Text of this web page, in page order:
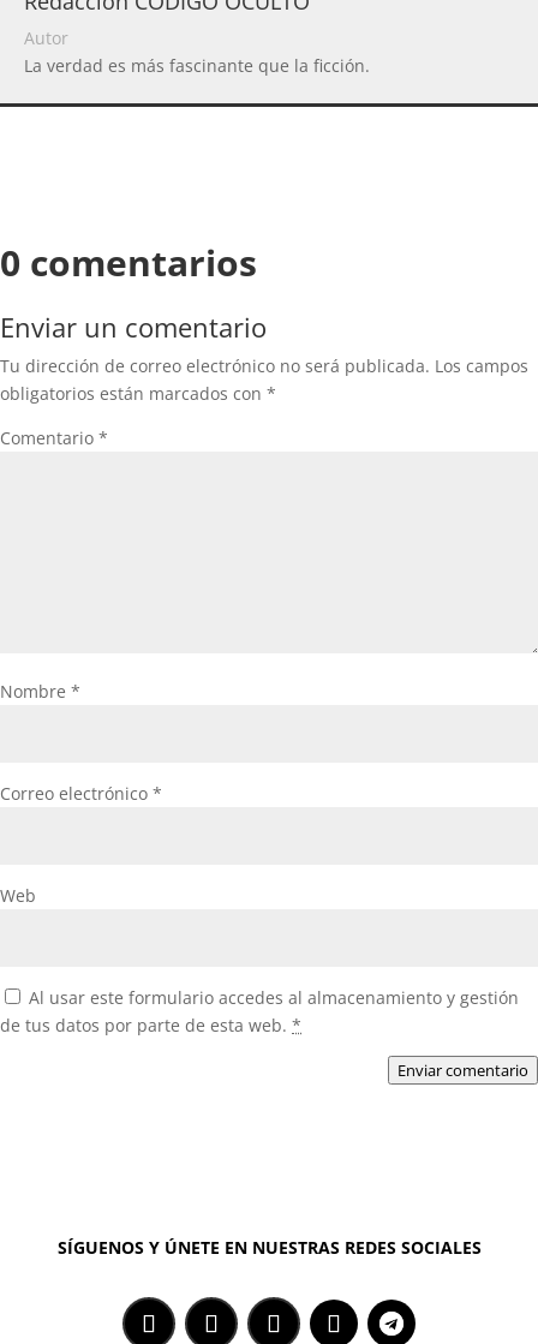
Autor
La verdad es más fascinante que la ficción.
0 comentarios
Enviar un comentario
Tu dirección de correo electrónico no será publicada. Los campos
obligatorios están marcados con *
Comentario *
Nombre *
Correo electrónico *
Web
Al usar este formulario accedes al almacenamiento y gestión
de tus datos por parte de esta web. *
Enviar comentario
SÍGUENOS Y ÚNETE EN NUESTRAS REDES SOCIALES